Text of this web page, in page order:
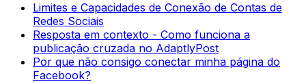
Limites e Capacidades de Conexão de Contas de
Redes Sociais
Resposta em contexto - Como funciona a
publicação cruzada no AdaptlyPost
Por que não consigo conectar minha página do
Facebook?